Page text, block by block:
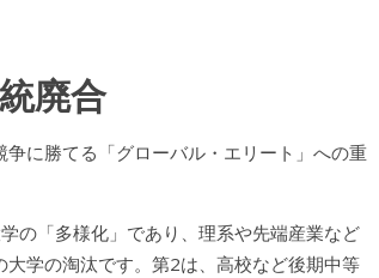
廃合
に勝てる「グローバル・エリート」への重
の「多様化」であり、理系や先端産業など
大学の淘汰です。第2は、高校など後期中等